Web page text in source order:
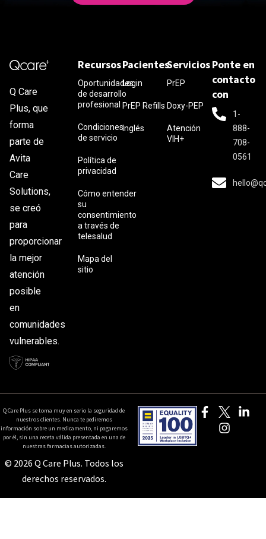
Q Care
Plus, que
forma
parte de
Avita
Care
Solutions,
se creó
para
proporcionar
la mejor
atención
posible
en
comunidades
vulnerables.
Recursos
Oportunidades
de desarrollo
profesional
Condiciones
de servicio
Política de
privacidad
Cómo entender
su
consentimiento
a través de
telesalud
Mapa del
sitio
Pacientes
Login
PrEP Refills
Inglés
Servicios
PrEP
Doxy-PEP
Atención
VIH+
Ponte en
contacto
con
1-
888-
708-
0561
Q Care Plus se toma muy en serio la seguridad de
nuestros clientes. Nunca te pediremos
información sobre un medicamento, ni pagaremos
por él, sin una receta válida presentada en una de
nuestras farmacias autorizadas.
© 2026 Q Care Plus. Todos los
derechos reservados.